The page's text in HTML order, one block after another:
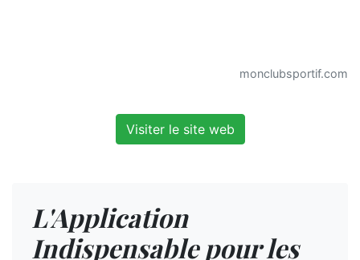
monclubsportif.com
Visiter le site web
L'Application
Indispensable pour les